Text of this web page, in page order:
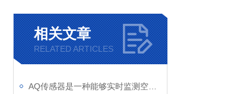
相关文章
RELATED ARTICLES